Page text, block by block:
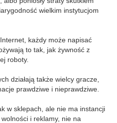
wielkim instytucjom
każdy może napisać
to tak, jak żywność z
roboty.
działają także wielcy gracze,
prawdziwe i nieprawdziwe.
w sklepach, ale nie ma instancji
i reklamy, nie na